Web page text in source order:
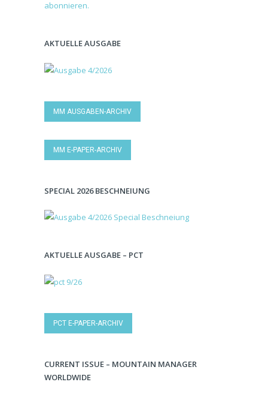
AKTUELLE AUSGABE
MM AUSGABEN-ARCHIV
MM E-PAPER-ARCHIV
SPECIAL 2026 BESCHNEIUNG
AKTUELLE AUSGABE – PCT
PCT E-PAPER-ARCHIV
CURRENT ISSUE – MOUNTAIN MANAGER
WORLDWIDE